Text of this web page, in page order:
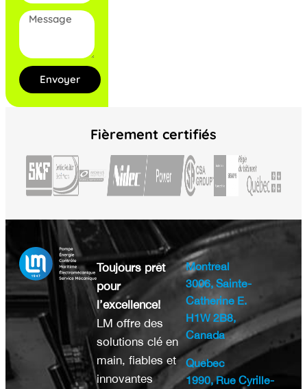
Envoyer
Fièrement certifiés
Toujours prêt
pour
l’excellence!
LM offre des
solutions clé en
main, fiables et
innovantes
Montréal
3006, Sainte-
Catherine E.
H1W 2B8,
Canada
Québec
1990, Rue Cyrille-